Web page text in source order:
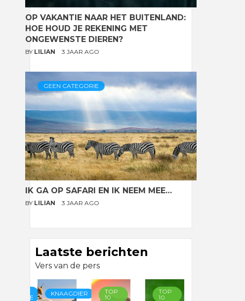
OP VAKANTIE NAAR HET BUITENLAND:
HOE HOUD JE REKENING MET
ONGEWENSTE DIEREN?
BY LILIAN 3 JAAR AGO
GEEN CATEGORIE
IK GA OP SAFARI EN IK NEEM MEE…
BY LILIAN 3 JAAR AGO
Laatste berichten
Vers van de pers
CATEGORIE
KNAAGDIER
TOP
10
TOP
10